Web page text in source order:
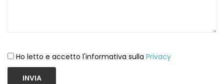
Ho letto e accetto l'informativa sulla Privacy
INVIA